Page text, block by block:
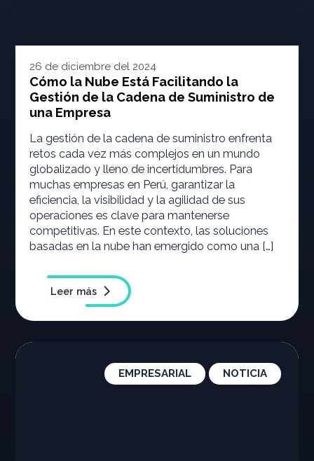
26 de diciembre del 2024
Cómo la Nube Está Facilitando la
Gestión de la Cadena de Suministro de
una Empresa
La gestión de la cadena de suministro enfrenta
retos cada vez más complejos en un mundo
globalizado y lleno de incertidumbres. Para
muchas empresas en Perú, garantizar la
eficiencia, la visibilidad y la agilidad de sus
operaciones es clave para mantenerse
competitivas. En este contexto, las soluciones
basadas en la nube han emergido como una […]
Leer más
EMPRESARIAL NOTICIA